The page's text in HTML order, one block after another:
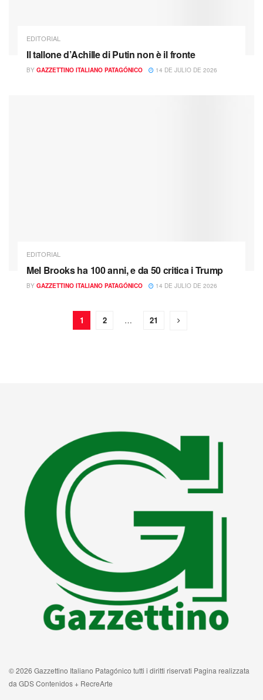
EDITORIAL
Il tallone d’Achille di Putin non è il fronte
BY GAZZETTINO ITALIANO PATAGÓNICO 14 DE JULIO DE 2026
EDITORIAL
Mel Brooks ha 100 anni, e da 50 critica i Trump
BY GAZZETTINO ITALIANO PATAGÓNICO 14 DE JULIO DE 2026
1 2 … 21
© 2026 Gazzettino Italiano Patagónico tutti i diritti riservati Pagina realizzata
da GDS Contenidos + RecreArte